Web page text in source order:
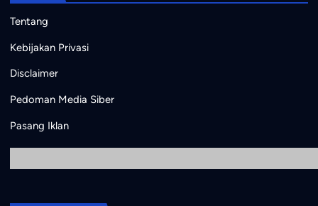
Tentang
Kebijakan Privasi
Disclaimer
Pedoman Media Siber
Pasang Iklan